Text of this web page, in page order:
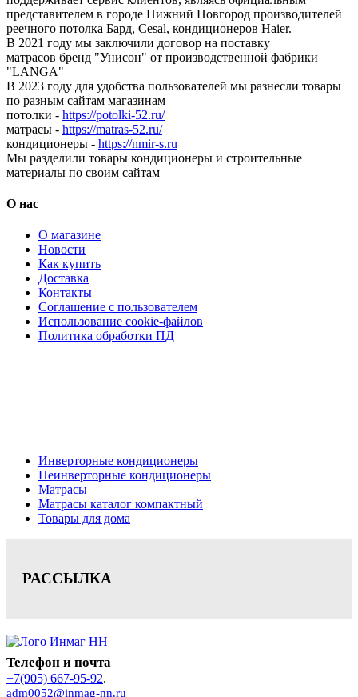
представителем в городе Нижний Новгород производителей
реечного потолка Бард, Cesal, кондиционеров Haier.
В 2021 году мы заключили договор на поставку
матрасов бренд "Унисон" от производственной фабрики
"LANGA"
В 2023 году для удобства пользователей мы разнесли товары
по разным сайтам магазинам
потолки - https://potolki-52.ru/
матрасы - https://matras-52.ru/
кондиционеры - https://nmir-s.ru
Мы разделили товары кондиционеры и строительные
материалы по своим сайтам
О нас
О магазине
Новости
Как купить
Доставка
Контакты
Соглашение с пользователем
Использование cookie-файлов
Политика обработки ПД
Инверторные кондиционеры
Неинверторные кондиционеры
Матрасы
Матрасы каталог компактный
Товары для дома
РАССЫЛКА
Телефон и почта
+7(905) 667-95-92.
adm0052@inmag-nn.ru